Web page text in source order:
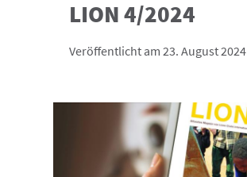
LION 4/2024
Veröffentlicht am 23. August 2024